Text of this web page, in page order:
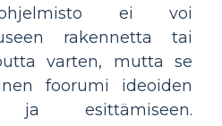
ei voi
rakennetta tai
varten, mutta se
foorumi ideoiden
ja esittämiseen.